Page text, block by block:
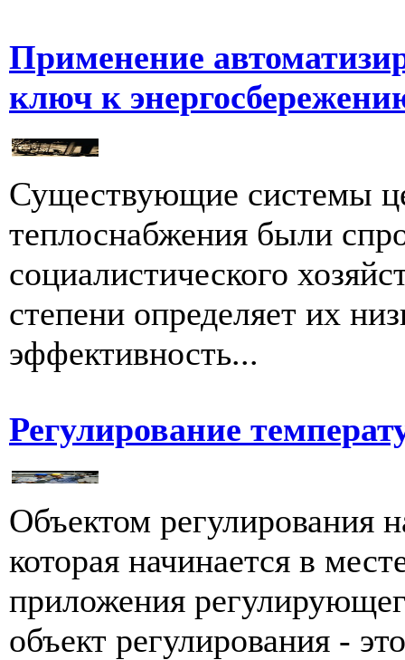
Применение
ключ к
Существующие системы
теплоснабжения были
социалистического
степени определяет их
эффективность...
Регулирование
Объектом регулирования
которая начинается в
приложения
объект регулирования -